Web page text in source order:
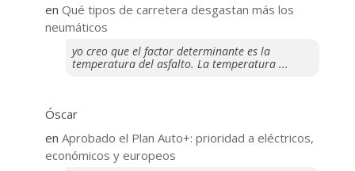
en Qué tipos de carretera desgastan más los
neumáticos
yo creo que el factor determinante es la
temperatura del asfalto. La temperatura ...
Óscar
en Aprobado el Plan Auto+: prioridad a eléctricos,
económicos y europeos